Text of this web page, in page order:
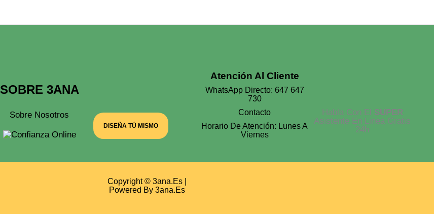
SOBRE 3ANA
Sobre Nosotros
DISEÑA TÚ MISMO
Atención Al Cliente
WhatsApp Directo: 647 647
730
Contacto
Horario De Atención: Lunes A
Viernes
Habla Con El SUPER
Asistente En Linea Gratis
24h
Copyright © 3ana.es |
Powered By 3ana.es